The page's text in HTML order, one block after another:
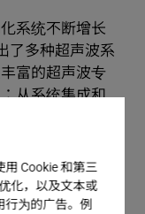
Cookie 和第三
化，以及文本或
行为的广告。例
系统不断增长
了多种超声波系
富的超声波专
从系统集成和
系统奠定了坚